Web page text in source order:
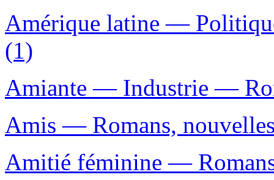
Amérique latine —
(1)
Amiante — Industrie —
Amis — Romans,
Amitié féminine —